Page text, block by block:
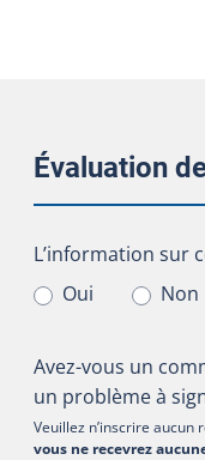
Évaluation
L’information sur
L’information sur
Oui
Non
Avez-vous un
un problème à
Veuillez n’inscrire
vous ne recevrez